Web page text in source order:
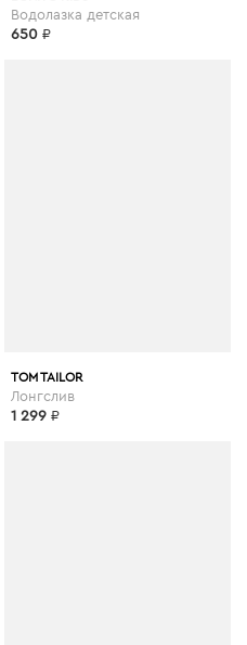
Водолазка детская
650 ₽
TOM TAILOR
Лонгслив
1 299 ₽